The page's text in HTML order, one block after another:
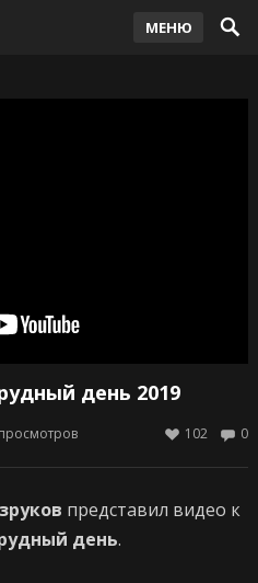
МЕНЮ
день 2019
0
102
представил видео к
день.